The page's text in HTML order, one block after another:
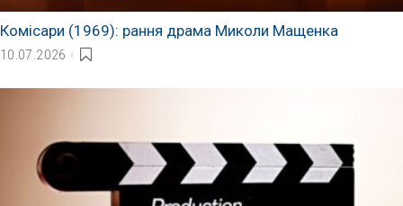
Комісари (1969): рання драма Миколи Мащенка
10.07.2026